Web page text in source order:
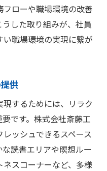
ローや職場環境の改善
した取り組みが、社員
職場環境の実現に繋が
供
するためには、リラク
です。株式会社斎藤工
ッシュできるスペース
読書エリアや瞑想ルー
スコーナーなど、多様